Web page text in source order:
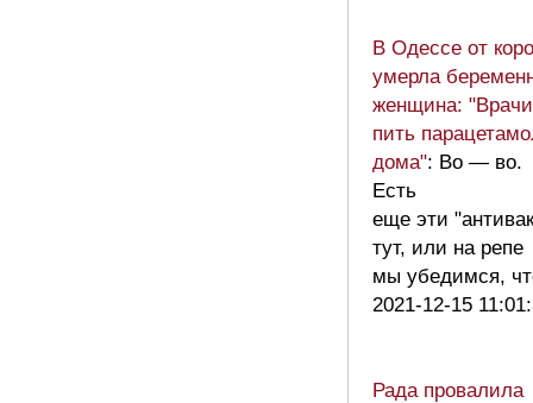
В Одессе от
умерла
женщина: "Врачи
пить
дома": Во — во.
Есть
еще эти
тут, или на репе
мы убедимся,
2021-12-15
Рада провалила